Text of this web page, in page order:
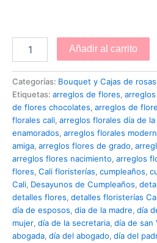
Añadir al carrito
Categorías: Bouquet y Cajas de rosas
Etiquetas: arreglos de flores,
de flores chocolates, arreglos de
florales cali, arreglos florales día de
enamorados, arreglos florales
amiga, arreglos flores de grado,
arreglos flores nacimiento, arreglos
flores, Cali floristerías, cumpleaños,
Cali, Desayunos de Cumpleaños,
detalles flores, detalles floristerías
día de esposos, dia de la madre, día
mujer, día de la secretaria, día de san
abogada, día del abogado, día del